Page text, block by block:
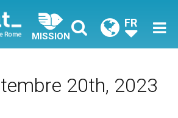
MISSION
FR
20th, 2023